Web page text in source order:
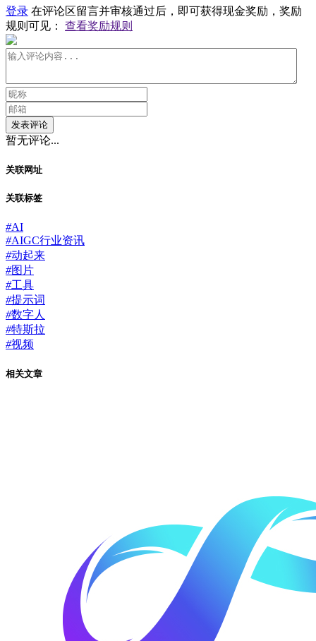
登录 在评论区留言并审核通过后，即可获得现金奖励，奖励
规则可见： 查看奖励规则
发表评论
暂无评论...
关联网址
关联标签
#AI
#AIGC行业资讯
#动起来
#图片
#工具
#提示词
#数字人
#特斯拉
#视频
相关文章